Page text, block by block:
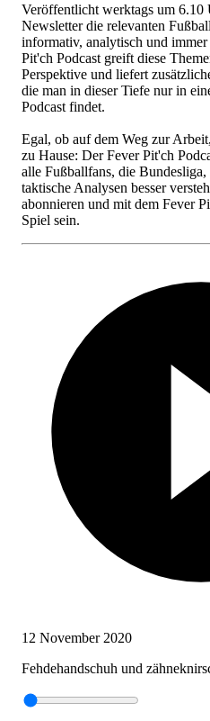
Veröffentlicht werktags um 6.10
Newsletter die relevanten
informativ, analytisch und
Pit'ch Podcast greift diese
Perspektive und liefert
die man in dieser Tiefe nur in
Podcast findet.
Egal, ob auf dem Weg zur
zu Hause: Der Fever Pit'ch
alle Fußballfans, die
taktische Analysen besser
abonnieren und mit dem Fever
Spiel sein.
12 November 2020
Fehdehandschuh und